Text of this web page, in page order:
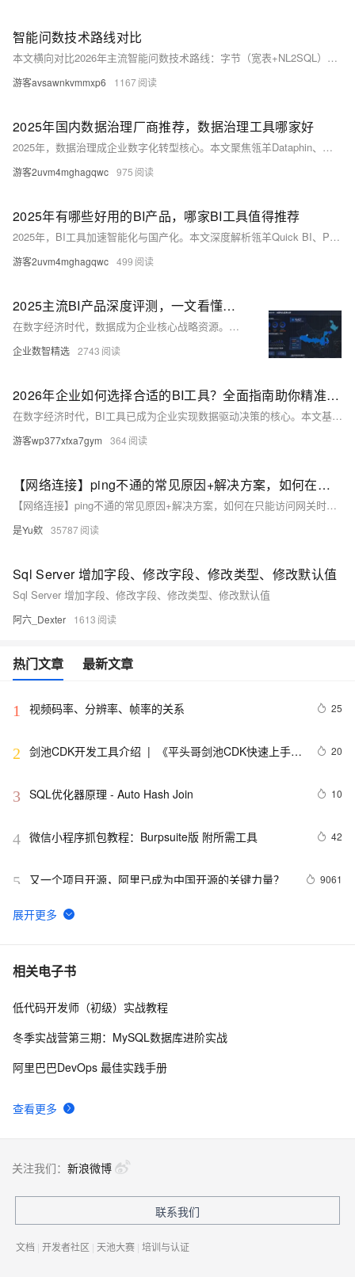
智能问数技术路线对比
本文横向对比2026年主流智能问数技术路线：字节（宽表+NL2SQL）、帆软（ChatBI升级）、京东（预制指标）、Palantir/UINO（本体+智能体）。分析各路线在准确率、泛化性、人力投入、实时性等维度的优劣，助力企业基于业务场景精准选型。（239字）
游客avsawnkvmmxp6 1167
2025年国内数据治理厂商推荐，数据治理工具哪家好
2025年，数据治理成企业数字化转型核心。本文聚焦瓴羊Dataphin、华为DataArts Studio、腾讯WeData等主流厂商，从产品能力、行业实践出发，解析其在金融、制造、互联网等领域的应用优势，助力企业实现数据标准化、智能化治理与价值释放。
游客2uvm4mghagqwc 975
2025年有哪些好用的BI产品，哪家BI工具值得推荐
2025年，BI工具加速智能化与国产化。本文深度解析瓴羊Quick BI、Power BI、华为云智能BI等五款主流产品，从能力、行业适配与案例出发，助力企业精准选型，实现数据驱动决策。
游客2uvm4mghagqwc 499
2025主流BI产品深度评测，一文看懂企业BI选型
在数字经济时代，数据成为企业核心战略资源。商业智能（BI）已从传统报表工具演变为支撑决策、优化运营的关键基础设施。面对全民化分析、AI增强、嵌入式分析与云原生等趋势，企业需构建涵盖业务适配性、性能、成本、智能化与国产化等维度的选型体系。 本文对比Tableau、Power BI、Quick BI、FineBI、观远BI五大主流产品，揭示其在数据源支持、可视化、智能化、部署模式等方面差异，为企业提供科学选型参考，助力实现数据驱动转型。
企业数智精选 2743
2026年企业如何选择合适的BI工具？全面指南助你精准选型
在数字经济时代，BI工具已成为企业实现数据驱动决策的核心。本文基于“场景-能力-价值”框架，深度解析10款主流BI工具，聚焦瓴羊Quick BI等产品的智能分析、生态协同与行业适配性，助力企业科学选型，加速数字化转型。
游客wp377xfxa7gym 364
【网络连接】ping不通的常见原因+解决方案，如何在只能访问网关时诊断，并修复IP不通的问题
【网络连接】ping不通的常见原因+解决方案，如何在只能访问网关时诊断，并修复IP不通的问题
是Yu欸 35787
Sql Server 增加字段、修改字段、修改类型、修改默认值
Sql Server 增加字段、修改字段、修改类型、修改默认值
阿六_Dexter 1613
热门文章 最新文章
1 视频码率、分辨率、帧率的关系 25
2 剑池CDK开发工具介绍  |  《平头哥剑池CDK快速上手指
20
3 SQL优化器原理 - Auto Hash Join 10
4 微信小程序抓包教程：Burpsuite版 附所需工具 42
5 又一个项目开源，阿里已成为中国开源的关键力量？ 9061
6 tailwindcss使用教程
7 我的博客即将入驻“云栖社区”，诚邀技术同仁一同入驻。
8 思科路由器的密码恢复
相关电子书
查看更多
低代码开发师（初级）实战教程
冬季实战营第三期：MySQL数据库进阶实战
阿里巴巴DevOps 最佳实践手册
关注我们： 新浪微博
联系我们
文档 | 开发者社区 | 天池大赛 | 培训与认证